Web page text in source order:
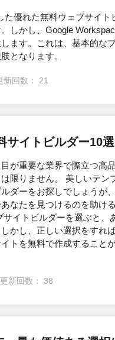
優れた無料ウェブサイ
しかし、Google
ます。これは、基本的な
となります。
新回数： 21
サイトビルダー10
が重要な業界で際立つ高
限りません。 美しいテン
ダーをお探しでしょうが
なたを見つけるのを助け
イトビルダーを選ぶと、
かし、正しい選択をすれ
トを無料で作成すること
更新回数： 38